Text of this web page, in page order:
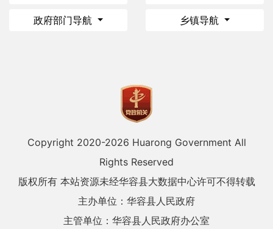
政府部门导航 乡镇导航
Copyright 2020-2026 Huarong Government All
Rights Reserved
版权所有 本站资源未经华容县大数据中心许可不得转载
主办单位：华容县人民政府
主管单位：华容县人民政府办公室